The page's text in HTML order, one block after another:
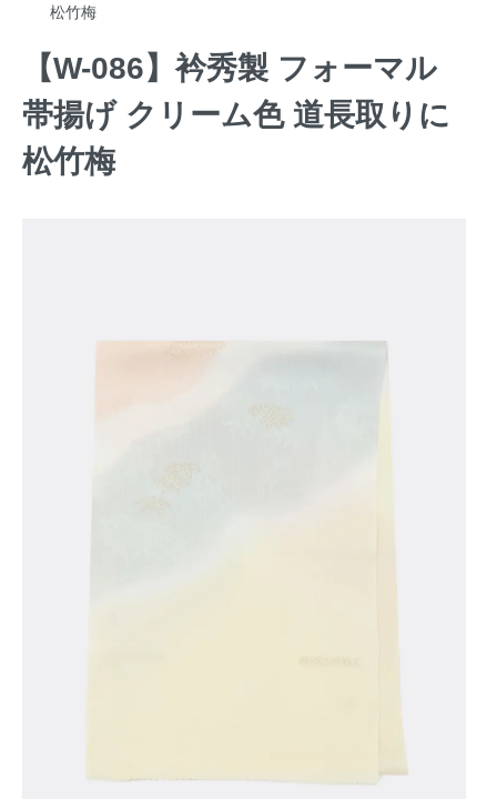
松竹梅
【W-086】衿秀製 フォーマル
帯揚げ クリーム色 道長取りに
松竹梅